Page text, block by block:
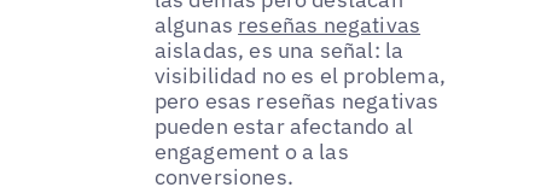
algunas reseñas negativas
aisladas, es una señal: la
visibilidad no es el problema,
pero esas reseñas negativas
pueden estar afectando al
engagement o a las
conversiones.